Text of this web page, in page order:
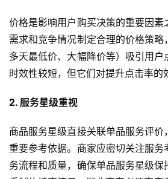
价格是影响用户购买决策的重要因素
需求和竞争情况制定合理的价格策略
多天最低价、大幅降价等）吸引用户
时效性较短，但它们对提升点击率的
2. 服务星级重视
商品服务星级直接关联单品服务评价
重要参考依据。商家应密切关注服务
务流程和质量，确保单品服务星级保